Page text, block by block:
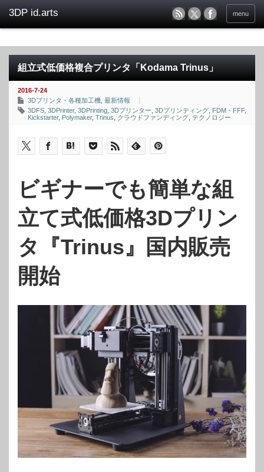
menu
組立式低価格複合プリンタ「Kodama Trinus」
2016-7-24
3Dプリンタ・各種加工機 最新情報
3DFS 3DPrinter, 3DPrinting 3Dプリンター 3Dプリンティング FDM・FFF,
Kickstarter, Polymaker, Trinus クラウドファンディング テクノロジー
ビギナーでも簡単な組
立て式低価格3Dプリン
タ『Trinus』国内販売
開始